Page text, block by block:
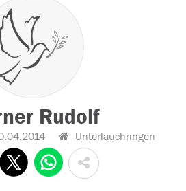
Rudolf
Unterlauchringen